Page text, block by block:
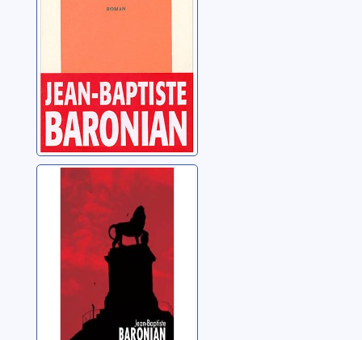
Meurtre à
Waterloo
Baronian, Jean-Baptiste